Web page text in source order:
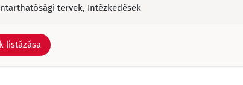
tervek, Intézkedések
listázása